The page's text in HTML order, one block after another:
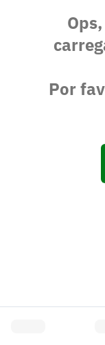
Por